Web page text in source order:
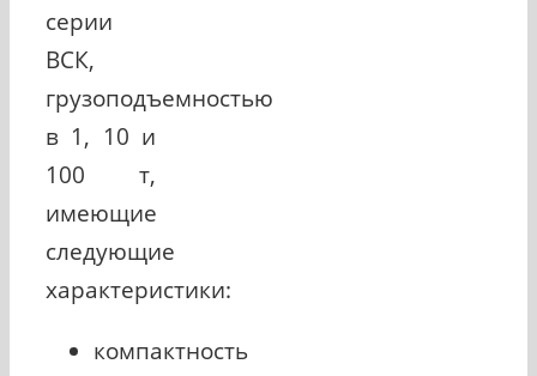
серии
ВСК,
грузоподъемностью
в 1, 10 и
100 т,
имеющие
следующие
характеристики:
компактность